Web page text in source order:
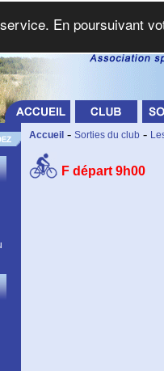
Accueil - Sorties du club -
F départ 9h00
En poursuivant